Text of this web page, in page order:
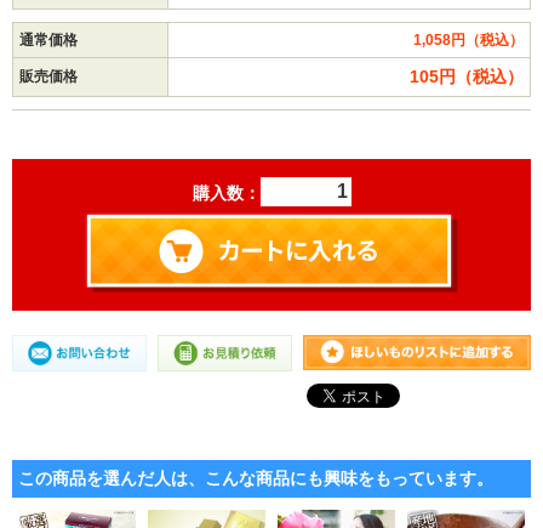
通常価格 1,058円（税込）
販売価格 105円（税込）
購入数：
この商品を選んだ人は、こんな商品にも興味をもっています。